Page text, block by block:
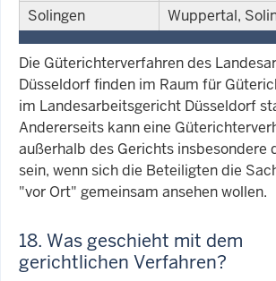
Solingen
Wuppertal,
Die Güterichterverfahren des
Düsseldorf finden im Raum für
im Landesarbeitsgericht Düsseldorf
Andererseits kann eine
außerhalb des Gerichts insbesondere
sein, wenn sich die Beteiligten die
"vor Ort" gemeinsam ansehen wollen.
18. Was geschieht mit dem
gerichtlichen Verfahren?